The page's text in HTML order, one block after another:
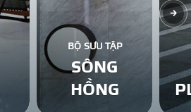
GẠCH ỐP LÁT
BÊ TÔNG KHÍ
NGÓI LỢP
BỘ SƯU TẬP
SÔNG
HỒNG